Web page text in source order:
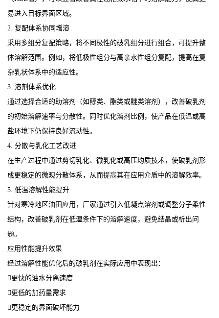
易进入目标界面区域。
2. 复配体系协同增溶
采用多组分复配策略，将不同极性的破乳组分进行组合，可提升整
体溶解范围。例如，将低极性组分与高亲水性组分复配，提高在复
杂乳状体系中的适应性。
3. 溶剂体系优化
通过选择合适的助溶剂（如醇类、酯类或醚类溶剂），改善破乳剂
的初始溶解速率与分散性。同时优化溶剂比例，使产品在低温或高
盐环境下仍保持良好流动性。
4. 分散与乳化工艺改进
在生产过程中通过剪切乳化、微乳化或高压均质技术，使破乳剂形
成更稳定的微观分散体系，从而提高其在应用介质中的溶解效率。
5. 低温溶解性能提升
针对寒冷地区油田应用，厂家通过引入低凝点溶剂或调整分子柔性
结构，改善破乳剂在低温条件下的溶解速度，避免结晶或析出问
题。
应用性能提升效果
经过溶解性能优化后的破乳剂在实际应用中表现出：
更快的油水分离速度
更低的加药量需求
更稳定的界面破坏能力